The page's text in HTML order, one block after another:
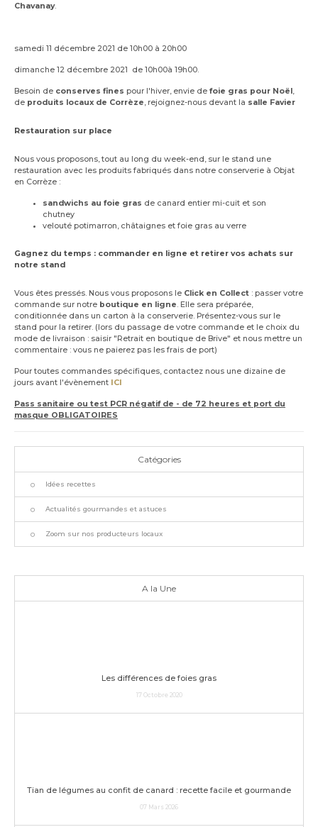
Chavanay.
samedi 11 décembre 2021 de 10h00 à 20h00
dimanche 12 décembre 2021 de 10h00à 19h00.
Besoin de conserves fines pour l'hiver, envie de foie gras pour Noël,
de produits locaux de Corrèze, rejoignez-nous devant la salle Favier
Restauration sur place
Nous vous proposons, tout au long du week-end, sur le stand une
restauration avec les produits fabriqués dans notre conserverie à Objat
en Corrèze :
sandwichs au foie gras de canard entier mi-cuit et son
chutney
velouté potimarron, châtaignes et foie gras au verre
Gagnez du temps : commander en ligne et retirer vos achats sur
notre stand
Vous êtes pressés. Nous vous proposons le Click en Collect : passer votre
commande sur notre boutique en ligne. Elle sera préparée,
conditionnée dans un carton à la conserverie. Présentez-vous sur le
stand pour la retirer. (lors du passage de votre commande et le choix du
mode de livraison : saisir "Retrait en boutique de Brive" et nous mettre un
commentaire : vous ne paierez pas les frais de port)
Pour toutes commandes spécifiques, contactez nous une dizaine de
jours avant l'évènement ICI
Pass sanitaire ou test PCR négatif de - de 72 heures et port du
masque OBLIGATOIRES
Catégories
Idées recettes
Actualités gourmandes et astuces
Zoom sur nos producteurs locaux
A la Une
Les différences de foies gras
17 Octobre 2020
Tian de légumes au confit de canard : recette facile et gourmande
07 Mars 2026